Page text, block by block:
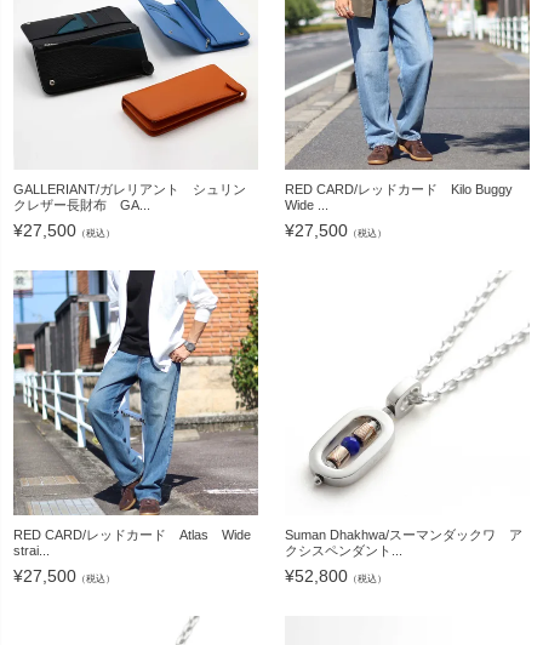
GALLERIANT/ガレリアント シュリン
クレザー長財布 GA...
¥27,500 （税込）
RED CARD/レッドカード Kilo Buggy
Wide ...
¥27,500 （税込）
RED CARD/レッドカード Atlas Wide
strai...
¥27,500 （税込）
Suman Dhakhwa/スーマンダックワ ア
クシスペンダント...
¥52,800 （税込）